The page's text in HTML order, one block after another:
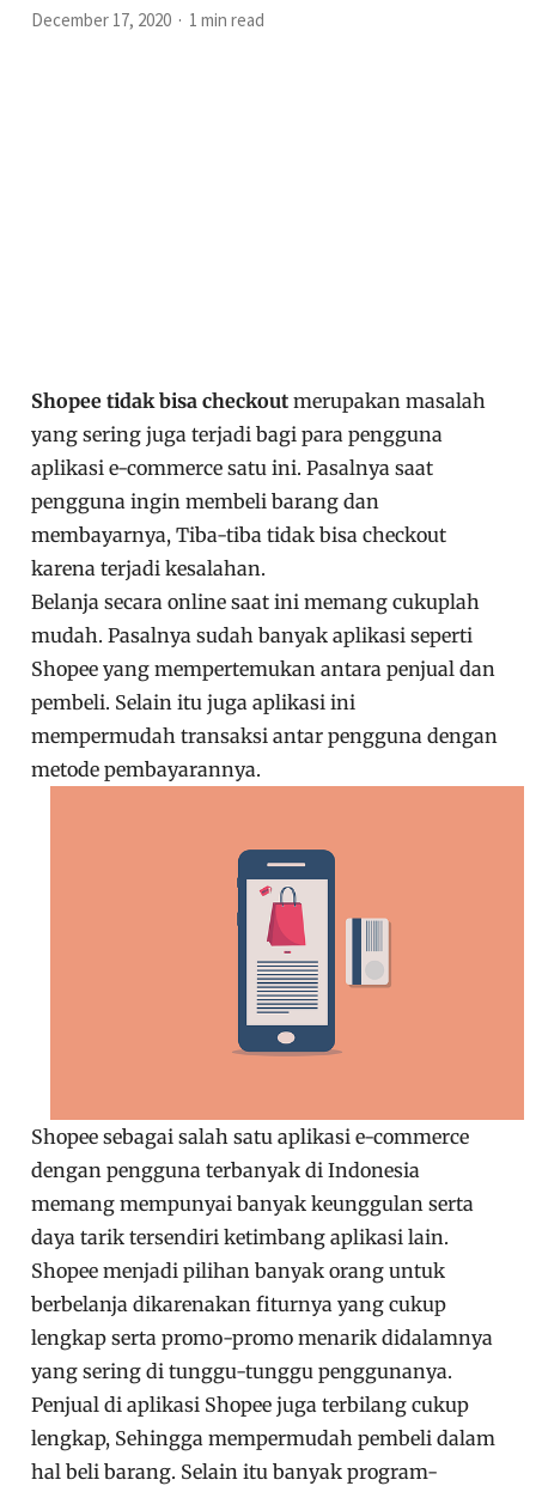
December 17, 2020 1 min read
Shopee tidak bisa checkout merupakan masalah
yang sering juga terjadi bagi para pengguna
aplikasi e-commerce satu ini. Pasalnya saat
pengguna ingin membeli barang dan
membayarnya, Tiba-tiba tidak bisa checkout
karena terjadi kesalahan.
Belanja secara online saat ini memang cukuplah
mudah. Pasalnya sudah banyak aplikasi seperti
Shopee yang mempertemukan antara penjual dan
pembeli. Selain itu juga aplikasi ini
mempermudah transaksi antar pengguna dengan
metode pembayarannya.
Shopee sebagai salah satu aplikasi e-commerce
dengan pengguna terbanyak di Indonesia
memang mempunyai banyak keunggulan serta
daya tarik tersendiri ketimbang aplikasi lain.
Shopee menjadi pilihan banyak orang untuk
berbelanja dikarenakan fiturnya yang cukup
lengkap serta promo-promo menarik didalamnya
yang sering di tunggu-tunggu penggunanya.
Penjual di aplikasi Shopee juga terbilang cukup
lengkap, Sehingga mempermudah pembeli dalam
hal beli barang. Selain itu banyak program-